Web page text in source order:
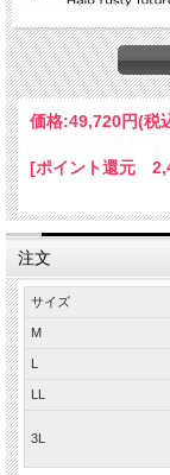
価格:49,720円(税
[ポイント還元
注文
サイズ
M
L
LL
3L